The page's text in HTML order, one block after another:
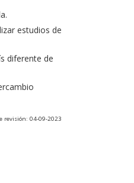
estudios de
diferente de
revisión: 04-09-2023